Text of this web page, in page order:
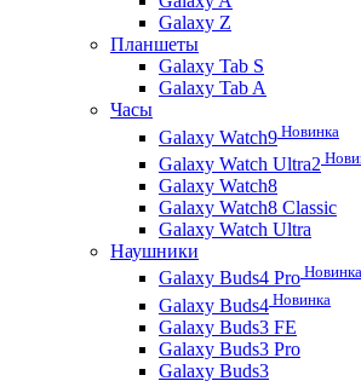
Galaxy Z
Планшеты
Galaxy Tab S
Galaxy Tab A
Часы
Galaxy Watch9 Новинка
Galaxy Watch Ultra2
Galaxy Watch8
Galaxy Watch8 Classic
Galaxy Watch Ultra
Наушники
Galaxy Buds4 Pro Новинка
Galaxy Buds4 Новинка
Galaxy Buds3 FE
Galaxy Buds3 Pro
Galaxy Buds3